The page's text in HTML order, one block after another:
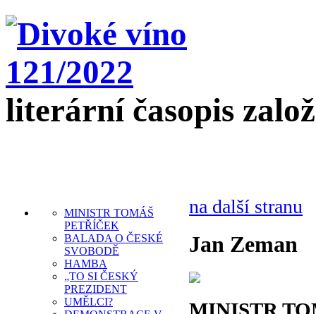
literární časopis
MINISTR TOMÁŠ
PETŘÍČEK
BALADA O ČESKÉ
SVOBODĚ
HAMBA
„TO SI ČESKÝ
PREZIDENT
UMĚLCI?
na další stranu
Jan Zeman